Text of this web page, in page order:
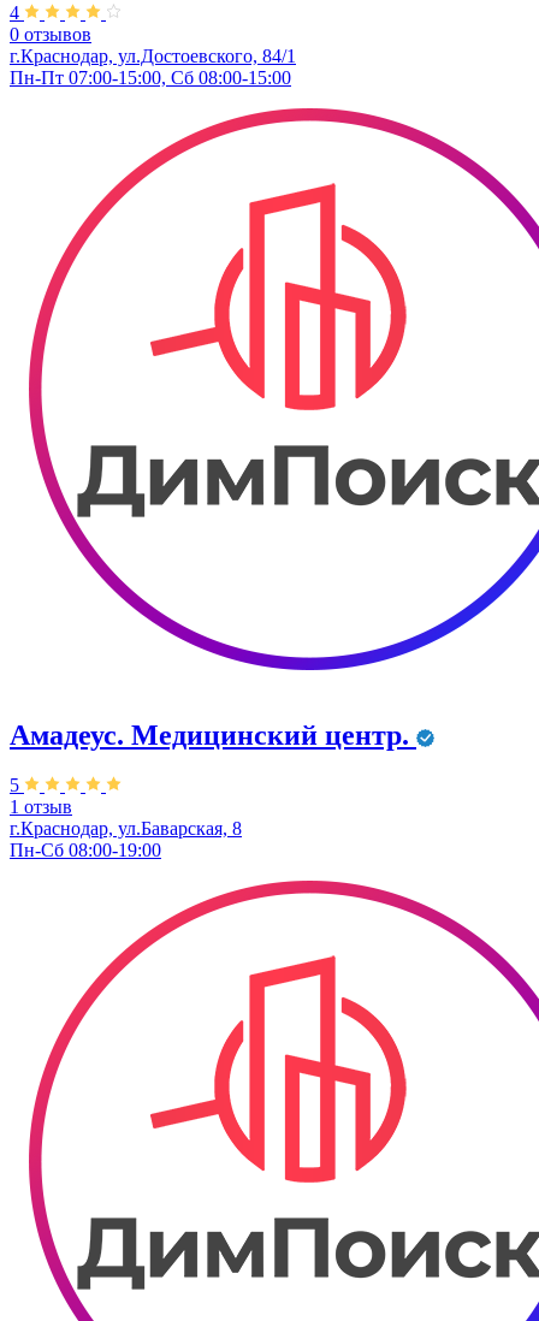
4
0 отзывов
г.Краснодар, ул.Достоевского, 84/1
Пн-Пт 07:00-15:00, Сб 08:00-15:00
Амадеус. Медицинский центр.
5
1 отзыв
г.Краснодар, ул.Баварская, 8
Пн-Сб 08:00-19:00